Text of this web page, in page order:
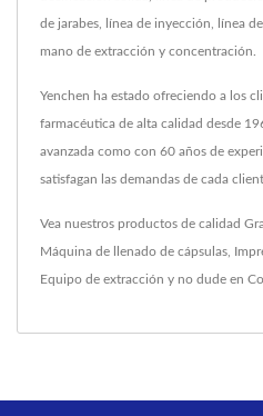
de jarabes, línea de inyección, línea
mano de extracción y concentración.
Yenchen ha estado ofreciendo a los
farmacéutica de alta calidad desde
avanzada como con 60 años de
satisfagan las demandas de cada
Vea nuestros productos de calidad
Máquina de llenado de cápsulas
Equipo de extracción y no dude en